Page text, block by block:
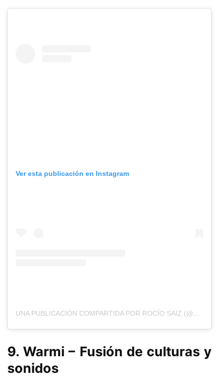
Ver esta publicación en Instagram
UNA PUBLICACIÓN COMPARTIDA POR ROCÍO SAIZ (@ROCIO_SAIZ)
9. Warmi – Fusión de culturas y
sonidos